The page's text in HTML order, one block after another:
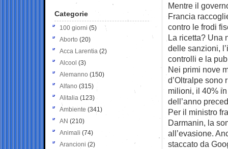
Mentre il
Francia
contro le frodi
La ricetta? Una
delle sanzioni,
controlli e la
Nei primi nove
d’Oltralpe sono
milioni, il 40%
dell’anno
Per il ministro
Darmanin, la
all’evasione.
staccato da
Categorie
100 giorni (5)
Aborto (20)
Acca Larentia (2)
Alcool (3)
Alemanno (150)
Alfano (315)
Alitalia (123)
Ambiente (341)
AN (210)
Animali (74)
Arancioni (2)